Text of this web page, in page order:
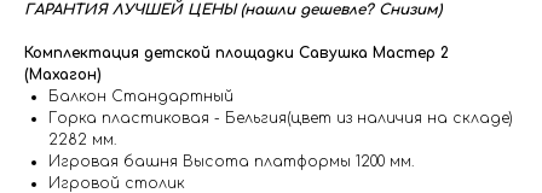
ГАРАНТИЯ ЛУЧШЕЙ ЦЕНЫ (нашли дешевле? Снизим)
Комплектация детской площадки Савушка Мастер 2
(Махагон)
Балкон Стандартный
Горка пластиковая - Бельгия(цвет из наличия на складе)
2282 мм.
Игровая башня Высота платформы 1200 мм.
Игровой столик